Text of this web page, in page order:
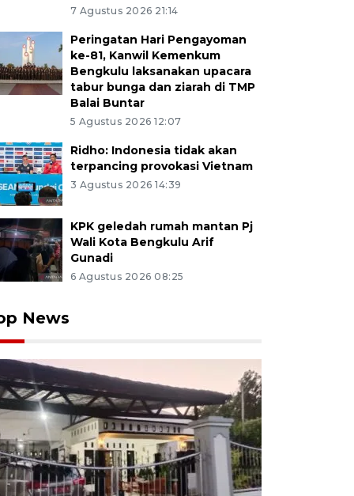
7 Agustus 2026 21:14
Peringatan Hari Pengayoman
ke-81, Kanwil Kemenkum
Bengkulu laksanakan upacara
tabur bunga dan ziarah di TMP
Balai Buntar
5 Agustus 2026 12:07
Ridho: Indonesia tidak akan
terpancing provokasi Vietnam
3 Agustus 2026 14:39
KPK geledah rumah mantan Pj
Wali Kota Bengkulu Arif
Gunadi
6 Agustus 2026 08:25
News